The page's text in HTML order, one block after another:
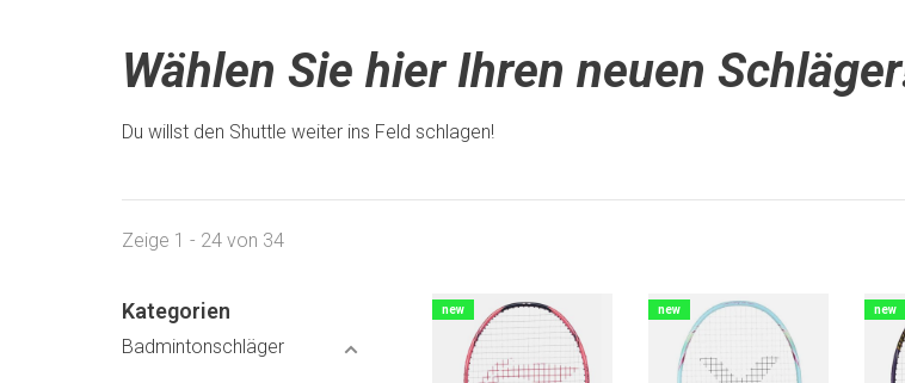
Wählen Sie hier Ihren neuen
Du willst den Shuttle weiter ins Feld schlagen!
Zeige 1 - 24 von 34
Kategorien
Badmintonschläger
new new new